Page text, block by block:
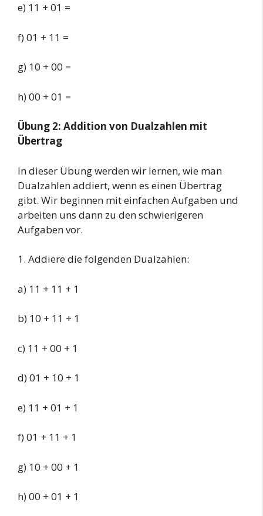
e) 11 + 01 =
f) 01 + 11 =
g) 10 + 00 =
h) 00 + 01 =
Übung 2: Addition von Dualzahlen mit
Übertrag
In dieser Übung werden wir lernen, wie man
Dualzahlen addiert, wenn es einen Übertrag
gibt. Wir beginnen mit einfachen Aufgaben und
arbeiten uns dann zu den schwierigeren
Aufgaben vor.
1. Addiere die folgenden Dualzahlen:
a) 11 + 11 + 1
b) 10 + 11 + 1
c) 11 + 00 + 1
d) 01 + 10 + 1
e) 11 + 01 + 1
f) 01 + 11 + 1
g) 10 + 00 + 1
h) 00 + 01 + 1